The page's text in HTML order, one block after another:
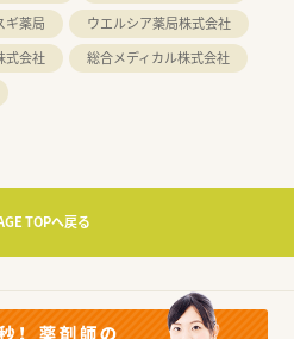
ギ薬局
ウエルシア薬局株式会社
式会社
総合メディカル株式会社
TOPへ戻る